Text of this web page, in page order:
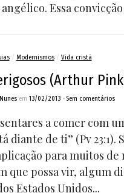
Essa
/ Modernismos/ Vida cristã
(Arthur
em 13/02/2013 • Sem comentários
a comer com
diante de ti” (Pv
para muitos de
que possa vir, algum
Estados Unidos...